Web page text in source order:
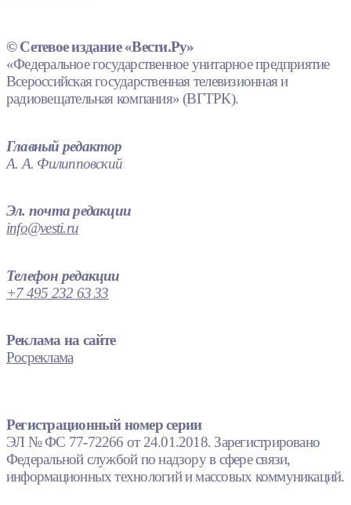
© Сетевое издание «Вести.Ру»
«Федеральное государственное унитарное предприятие
Всероссийская государственная телевизионная и
радиовещательная компания» (ВГТРК).
Главный редактор
А. А. Филипповский
Эл. почта редакции
info@vesti.ru
Телефон редакции
+7 495 232 63 33
Реклама на сайте
Росреклама
Регистрационный номер серии
ЭЛ № ФС 77-72266 от 24.01.2018. Зарегистрировано
Федеральной службой по надзору в сфере связи,
информационных технологий и массовых коммуникаций.